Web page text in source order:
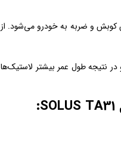
کوبش و ضربه به خودرو می‌شود. از
در نتیجه طول عمر بیشتر لاستیک‌ها
: